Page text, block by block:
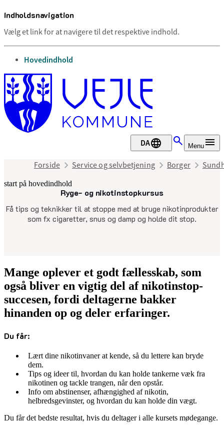
Indholdsnavigation
Vælg et link for at navigere til det respektive indhold.
gå til
Hovedindhold
DA Menu
Forside Service og selvbetjening Borger
start på hovedindhold
Ryge- og nikotinstopkursus
Få tips og teknikker til at stoppe med at bruge nikotinprodukter
som fx cigaretter, snus og damp og holde dit stop.
senest opdateret 3. august 2026
Mange oplever et godt fællesskab, som
også bliver en vigtig del af nikotinstop-
succesen, fordi deltagerne bakker
hinanden op og deler erfaringer.
Du får:
Lært dine nikotinvaner at kende, så du lettere kan bryde
dem.
Tips og ideer til, hvordan du kan holde tankerne væk fra
nikotinen og tackle trangen, når den opstår.
Info om abstinenser, afhængighed af nikotin,
helbredsgevinster, og hvordan du kan holde din vægt.
Du får det bedste resultat, hvis du deltager i alle kursets mødegange.